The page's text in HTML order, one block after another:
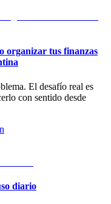
organizar tus finanzas
El desafío real es
con sentido desde
diario